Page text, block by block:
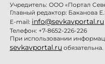
Учредитель: ООО «Портал
Главный редактор: Баканова
E-mail: info@sevkavportal.ru
Телефон: +7-8652-226-226
При использовании
sevkavportal.ru обязательна.